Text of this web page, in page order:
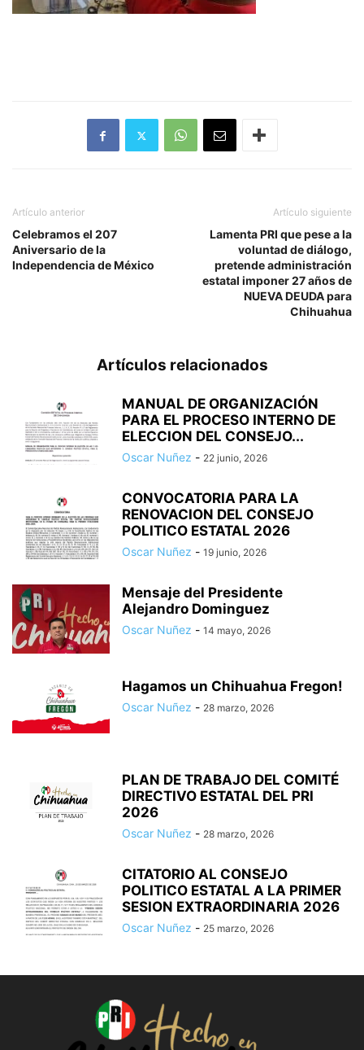
Artículo anterior
Celebramos el 207
Aniversario de la
Independencia de México
Artículo siguiente
Lamenta PRI que pese a la
voluntad de diálogo,
pretende administración
estatal imponer 27 años de
NUEVA DEUDA para
Chihuahua
Artículos relacionados
MANUAL DE ORGANIZACIÓN
PARA EL PROCESO INTERNO DE
ELECCION DEL CONSEJO...
Oscar Nuñez - 22 junio, 2026
CONVOCATORIA PARA LA
RENOVACION DEL CONSEJO
POLITICO ESTATAL 2026
Oscar Nuñez - 19 junio, 2026
Mensaje del Presidente
Alejandro Dominguez
Oscar Nuñez - 14 mayo, 2026
Hagamos un Chihuahua Fregon!
Oscar Nuñez - 28 marzo, 2026
PLAN DE TRABAJO DEL COMITÉ
DIRECTIVO ESTATAL DEL PRI
2026
Oscar Nuñez - 28 marzo, 2026
CITATORIO AL CONSEJO
POLITICO ESTATAL A LA PRIMER
SESION EXTRAORDINARIA 2026
Oscar Nuñez - 25 marzo, 2026